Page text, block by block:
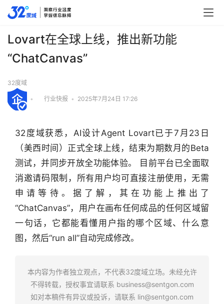
Lovart在全球上线，推出新功能
“ChatCanvas”
32度域
• 行业快报 • 2025年7月24日 17:26
32度域获悉，AI设计Agent Lovart已于7月23日
（美西时间）正式全球上线，结束为期数月的Beta
测试，并同步开放全功能体验。 目前平台已全面取
消邀请码限制，所有用户均可直接注册使用，无需
申请等待。据了解，其在功能上推出了
“ChatCanvas”，用户在画布任何成品的任何区域留
一句话，它都能看懂用户指的哪个区域、什么意
图，然后“run all”自动完成修改。
本内容为作者独立观点，不代表32度域立场。未经允许
不得转载，授权事宜请联系 business@sentgon.com
如对本稿件有异议或投诉，请联系 lin@sentgon.com